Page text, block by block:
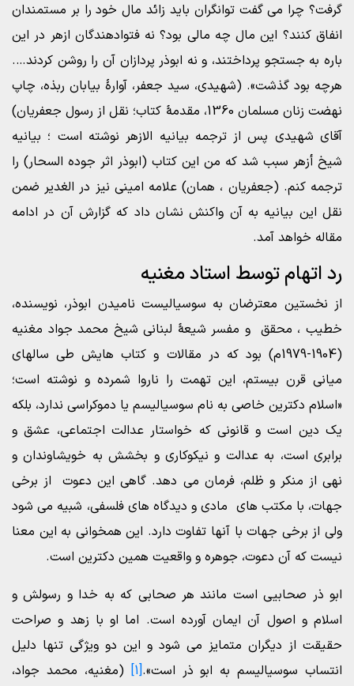
گرفت؟ چرا می گفت توانگران باید زائد مال خود را بر مستمندان
انفاق کنند؟ این مال چه مالی بود؟ نه فتوادهندگان ازهر در این
باره به جستجو پرداختند، و نه ابوذر پردازان آن را روشن کردند….
هرچه بود گذشت». (شهیدی، سید جعفر، آوارۀ بیابان ربذه، چاپ
نهضت زنان مسلمان 1360، مقدمۀ کتاب؛ نقل از رسول جعفریان)
آقای شهیدی پس از ترجمه بیانیه الازهر نوشته است ؛ بیانیه
شیخ أزهر سبب شد که من این کتاب (ابوذر اثر جوده السحار) را
ترجمه کنم. (جعفریان ، همان) علامه امینی نیز در الغدیر ضمن
نقل این بیانیه به آن واکنش نشان داد که گزارش آن در ادامه
مقاله خواهد آمد.
رد اتهام توسط استاد مغنیه
از نخستین معترضان به سوسیالیست نامیدن ابوذر، نویسنده،
خطیب ، محقق و مفسر شیعۀ لبنانی شیخ محمد جواد مغنیه
(1904-1979م) بود که در مقالات و کتاب هایش طی سالهای
میانی قرن بیستم، این تهمت را ناروا شمرده و نوشته است؛
«اسلام دکترین خاصی به نام سوسیالیسم یا دموکراسی ندارد، بلکه
یک دین است و قانونی که خواستار عدالت اجتماعی، عشق و
برابری است، به عدالت و نیکوکاری و بخشش به خویشاوندان و
نهی از منکر و ظلم، فرمان می دهد. گاهی این دعوت از برخی
جهات، با مکتب های مادی و دیدگاه های فلسفی، شبیه می شود
ولی از برخی جهات با آنها تفاوت دارد. این همخوانی به این معنا
نیست که آن دعوت، جوهره و واقعیت همین دکترین است.
ابو ذر صحابیی است مانند هر صحابی که به خدا و رسولش و
اسلام و اصول آن ایمان آورده است. اما او با زهد و صراحت
حقیقت از دیگران متمایز می شود و این دو ویژگی تنها دلیل
انتساب سوسیالیسم به ابو ذر است».[1]
(مغنیه، محمد جواد،